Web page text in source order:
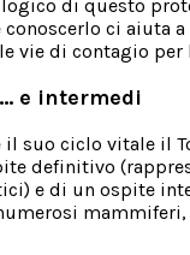
di questo
ci aiuta
vie di contagio per
e intermedi
il suo ciclo vitale il
definitivo
e di un ospite